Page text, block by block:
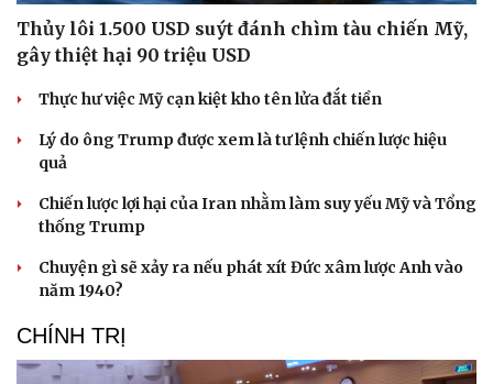
Cải chính
Thủy lôi 1.500 USD suýt đánh chìm tàu chiến Mỹ,
gây thiệt hại 90 triệu USD
Thực hư việc Mỹ cạn kiệt kho tên lửa đắt tiền
Lý do ông Trump được xem là tư lệnh chiến lược hiệu
quả
Chiến lược lợi hại của Iran nhằm làm suy yếu Mỹ và Tổng
thống Trump
Chuyện gì sẽ xảy ra nếu phát xít Đức xâm lược Anh vào
năm 1940?
CHÍNH TRỊ